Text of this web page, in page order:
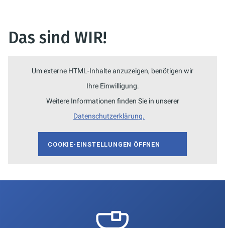
Das sind WIR!
Um externe HTML-Inhalte anzuzeigen, benötigen wir
Ihre Einwilligung.
Weitere Informationen finden Sie in unserer
Datenschutzerklärung.
COOKIE-EINSTELLUNGEN ÖFFNEN